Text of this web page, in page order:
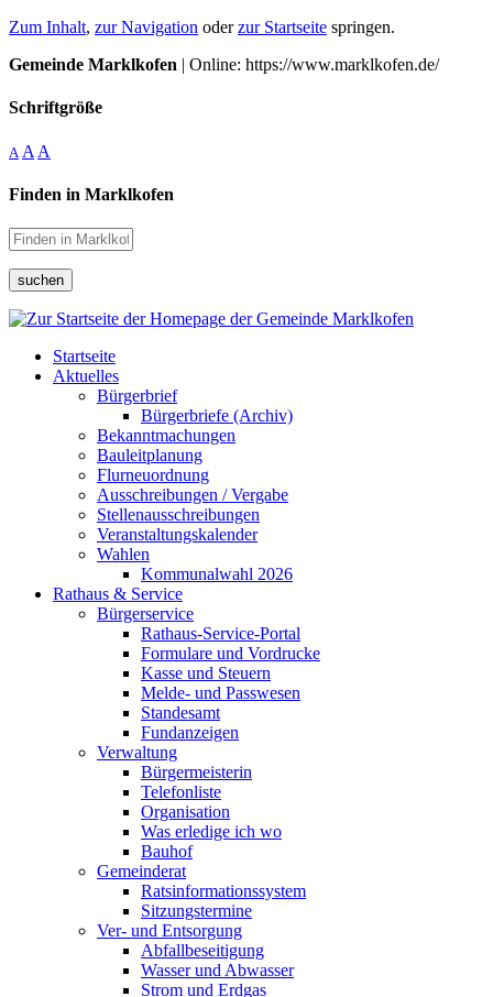
Zum Inhalt, zur Navigation oderzur Startseite springen.
Gemeinde Marklkofen | Online: https://www.marklkofen.de/
Schriftgröße
A A A
Finden in Marklkofen
suchen
Startseite
Aktuelles
Bürgerbrief
Bürgerbriefe (Archiv)
Bekanntmachungen
Bauleitplanung
Flurneuordnung
Ausschreibungen / Vergabe
Stellenausschreibungen
Veranstaltungskalender
Wahlen
Kommunalwahl 2026
Rathaus & Service
Bürgerservice
Rathaus-Service-Portal
Formulare und Vordrucke
Kasse und Steuern
Melde- und Passwesen
Standesamt
Fundanzeigen
Verwaltung
Bürgermeisterin
Telefonliste
Organisation
Was erledige ich wo
Bauhof
Gemeinderat
Ratsinformationssystem
Sitzungstermine
Ver- und Entsorgung
Abfallbeseitigung
Wasser und Abwasser
Strom und Erdgas